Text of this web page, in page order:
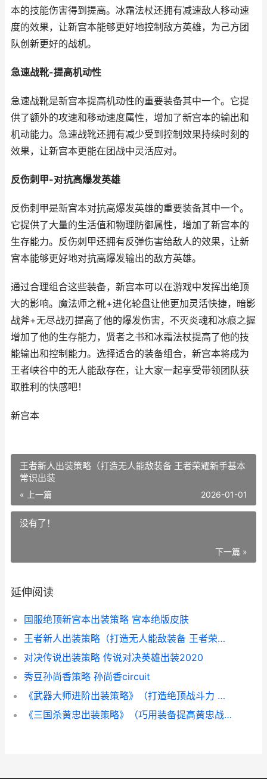
本的技能伤害得到提高。冰霜法杖还拥有减速敌人移动速
度的效果，让新宫本能够更好地控制敌方英雄，为己方团
队创新更好的战机。
急速战靴-提高机动性
急速战靴是新宫本提高机动性的重要装备其中一个。它提
供了额外的攻速和移动速度属性，增加了新宫本的输出和
机动能力。急速战靴还拥有减少受到控制效果持续时刻的
效果，让新宫本更能在团战中灵活应对。
反伤刺甲-对抗高爆发英雄
反伤刺甲是新宫本对抗高爆发英雄的重要装备其中一个。
它提供了大量的生活值和物理防御属性，增加了新宫本的
生存能力。反伤刺甲还拥有反弹伤害给敌人的效果，让新
宫本能够更好地对抗高爆发输出的敌方英雄。
通过合理组合这些装备，新宫本可以在游戏中发挥出绝顶
大的影响。魔法师之靴+进化轮盘让他更加灵活快捷，暗影
战斧+无尽战刃提高了他的爆发伤害，不灭炎魂和冰痕之握
增加了他的生存能力，贤者之书和冰霜法杖提高了他的技
能输出和控制能力。选择适合的装备组合，新宫本将成为
王者峡谷中的无人能敌存在，让大家一起享受带领团队获
取胜利的快感吧！
新宫本
王者新人出装策略（打造无人能敌装备 王者荣耀新手基本
常识出装
« 上一篇 2026-01-01
没有了！
下一篇 »
延伸阅读
国服绝顶新宫本出装策略 宫本绝版皮肤
王者新人出装策略（打造无人能敌装备 王者荣耀新手基本常识出装
对决传说出装策略 传说对决英雄出装2020
秀豆孙尚香策略 孙尚香circuit
《武器大师进阶出装策略》（打造绝顶战斗力 武器大师技能怎么加点
《三国杀黄忠出装策略》（巧用装备提高黄忠战力 三国杀黄忠的